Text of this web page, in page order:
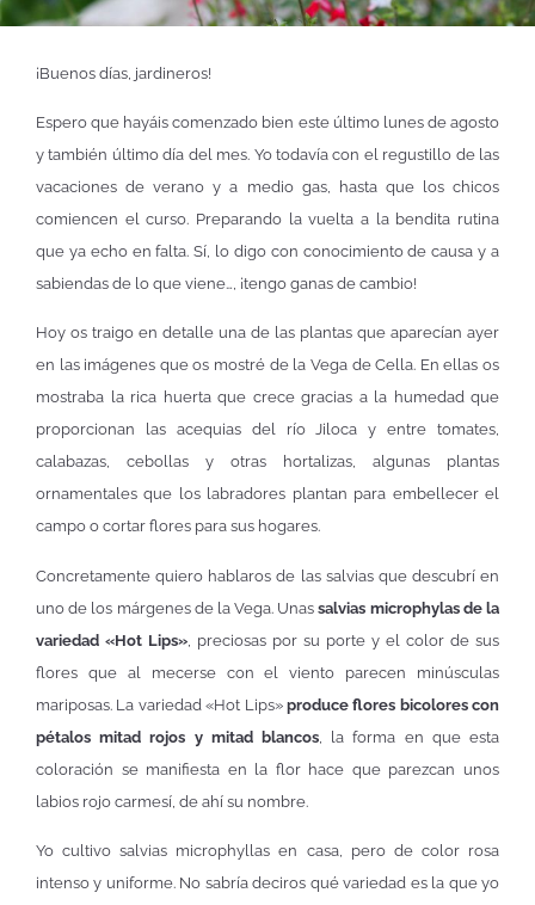
¡Buenos días, jardineros!
Espero que hayáis comenzado bien este último lunes de agosto
y también último día del mes. Yo todavía con el regustillo de las
vacaciones de verano y a medio gas, hasta que los chicos
comiencen el curso. Preparando la vuelta a la bendita rutina
que ya echo en falta. Sí, lo digo con conocimiento de causa y a
sabiendas de lo que viene…, ¡tengo ganas de cambio!
Hoy os traigo en detalle una de las plantas que aparecían ayer
en las imágenes que os mostré de la Vega de Cella. En ellas os
mostraba la rica huerta que crece gracias a la humedad que
proporcionan las acequias del río Jiloca y entre tomates,
calabazas, cebollas y otras hortalizas, algunas plantas
ornamentales que los labradores plantan para embellecer el
campo o cortar flores para sus hogares.
Concretamente quiero hablaros de las salvias que descubrí en
uno de los márgenes de la Vega. Unassalvias microphylas de la
variedad «Hot Lips» , preciosas por su porte y el color de sus
flores que al mecerse con el viento parecen minúsculas
mariposas. La variedad «Hot Lips» produce flores bicolores con
pétalos mitad rojos y mitad blancos , la forma en que esta
coloración se manifiesta en la flor hace que parezcan unos
labios rojo carmesí, de ahí su nombre.
Yo cultivo salvias microphyllas en casa, pero de color rosa
intenso y uniforme. No sabría deciros qué variedad es la que yo